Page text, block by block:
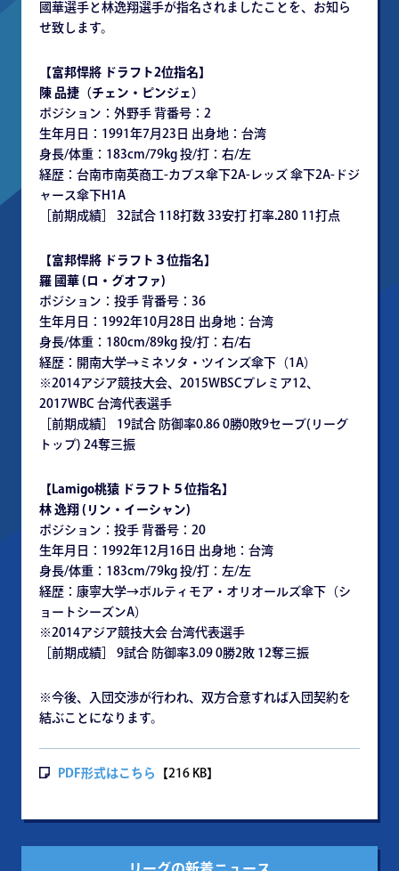
國華選手と林逸翔選手が指名されましたことを、お知ら
せ致します。
【富邦悍將 ドラフト2位指名】
陳 品捷（チェン・ピンジェ）
ポジション：外野手 背番号：2
生年月日：1991年7月23日 出身地：台湾
身長/体重：183cm/79kg 投/打：右/左
経歴：台南市南英商工-カブス傘下2A-レッズ 傘下2A-ドジ
ャース傘下H1A
［前期成績］ 32試合 118打数 33安打 打率.280 11打点
【富邦悍將 ドラフト３位指名】
羅 國華 (ロ・グオファ)
ポジション：投手 背番号：36
生年月日：1992年10月28日 出身地：台湾
身長/体重：180cm/89kg 投/打：右/右
経歴：開南大学→ミネソタ・ツインズ傘下（1A）
※2014アジア競技大会、2015WBSCプレミア12、
2017WBC 台湾代表選手
［前期成績］ 19試合 防御率0.86 0勝0敗9セーブ(リーグ
トップ) 24奪三振
【Lamigo桃猿 ドラフト５位指名】
林 逸翔 (リン・イーシャン)
ポジション：投手 背番号：20
生年月日：1992年12月16日 出身地：台湾
身長/体重：183cm/79kg 投/打：左/左
経歴：康寧大学→ボルティモア・オリオールズ傘下（シ
ョートシーズンA）
※2014アジア競技大会 台湾代表選手
［前期成績］ 9試合 防御率3.09 0勝2敗 12奪三振
※今後、入団交渉が行われ、双方合意すれば入団契約を
結ぶことになります。
PDF形式はこちら 【216 KB】